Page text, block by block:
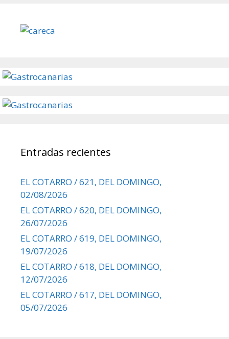
Entradas recientes
EL COTARRO / 621, DEL DOMINGO,
02/08/2026
EL COTARRO / 620, DEL DOMINGO,
26/07/2026
EL COTARRO / 619, DEL DOMINGO,
19/07/2026
EL COTARRO / 618, DEL DOMINGO,
12/07/2026
EL COTARRO / 617, DEL DOMINGO,
05/07/2026